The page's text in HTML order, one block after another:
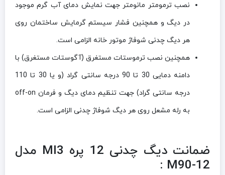
نصب ترمومتر مانومتر جهت نمایش دمای آب گرم موجود
در دیگ و همچنین فشار سیستم گرمایش ساختمان روی
هر دیگ چدنی شوفاژ موتور خانه الزامی است.
همچنین نصب ترموستات مستغرق (آگوستات مستغرق) با
دامنه دمایی 30 تا 90 درجه سانتی گراد (و یا 30 تا 110
درجه سانتی گراد) جهت تنظیم دمای دیگ و فرمان off-on
به رله مشعل روی هر دیگ شوفاژ چدنی الزامی است.
ضمانت دیگ چدنی 12 پره MI3 مدل
M90-12 :